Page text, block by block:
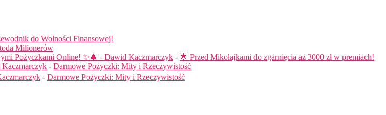
do Wolności Finansowej!
Milionerów
Pożyczkami Online! ✨🎄 - Dawid Kaczmarczyk - 🌟 Przed Mikołajkami do zgarnięcia aż 3000 zł w premiach!
- Darmowe Pożyczki: Mity i Rzeczywistość
- Darmowe Pożyczki: Mity i Rzeczywistość